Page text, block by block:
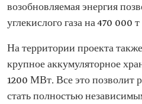
возобновляемая энергия
углекислого газа на 470 000 т
На территории проекта
крупное аккумуляторное
1200 МВт. Все это позволит
стать полностью